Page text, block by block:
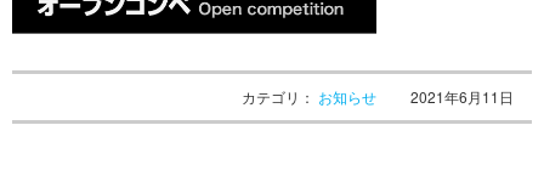
カテゴリ： お知らせ 2021年6月11日